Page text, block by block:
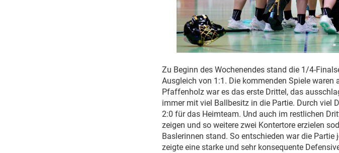
Zu Beginn des Wochenendes stand die 1/4-
Ausgleich von 1:1. Die kommenden Spiele
Pfaffenholz war es das erste Drittel, das
immer mit viel Ballbesitz in die Partie. Durch viel
2:0 für das Heimteam. Und auch im restlichen
zeigen und so weitere zwei Kontertore erzielen
Baslerinnen stand. So entschieden war die
zeigte eine starke und sehr konsequente